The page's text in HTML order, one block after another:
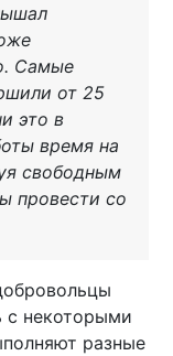
Самые
от 25
это в
время на
свободным
провести со
с некоторыми
разные